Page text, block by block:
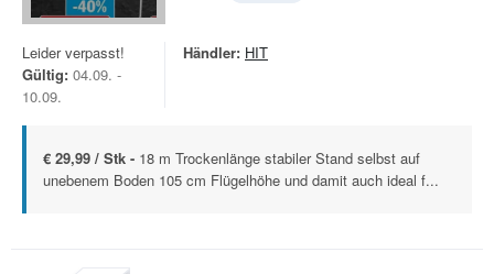
Leider verpasst!
Gültig: 04.09. -
10.09.
Händler: HIT
€ 29,99 / Stk - 18 m Trockenlänge stabiler Stand selbst auf
unebenem Boden 105 cm Flügelhöhe und damit auch ideal f...